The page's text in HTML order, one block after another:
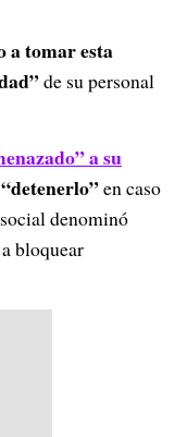
a tomar esta
de su personal
a su
en caso
denominó
bloquear